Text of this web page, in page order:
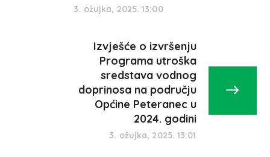
3. ožujka, 2025. 13:00
Izvješće o izvršenju
Programa utroška
sredstava vodnog
doprinosa na području
Općine Peteranec u
2024. godini
3. ožujka, 2025. 13:01